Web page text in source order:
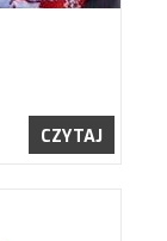
CZYTAJ